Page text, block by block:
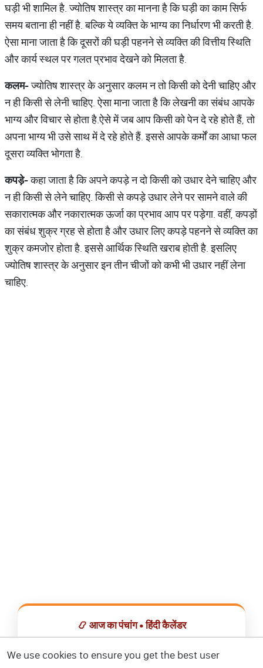
घड़ी भी शामिल है. ज्योतिष शास्त्र का मानना है कि घड़ी का काम सिर्फ
समय बताना ही नहीं है. बल्कि ये व्यक्ति के भाग्य का निर्धारण भी करती है.
ऐसा माना जाता है कि दूसरों की घड़ी पहनने से व्यक्ति की वित्तीय स्थिति
और कार्य स्थल पर गलत प्रभाव देखने को मिलता है.
कलम-ज्योतिष शास्त्र के अनुसार कलम न तो किसी को देनी चाहिए और
न ही किसी से लेनी चाहिए. ऐसा माना जाता है कि लेखनी का संबंध आपके
भाग्य और विचार से होता है.ऐसे में जब आप किसी को पेन दे रहे होते हैं, तो
अपना भाग्य भी उसे साथ में दे रहे होते हैं. इससे आपके कर्मों का आधा फल
दूसरा व्यक्ति भोगता है.
कपड़े-कहा जाता है कि अपने कपड़े न दो किसी को उधार देने चाहिए और
न ही किसी से लेने चाहिए. किसी से कपड़े उधार लेने पर सामने वाले की
सकारात्मक और नकारात्मक ऊर्जा का प्रभाव आप पर पड़ेगा. वहीं, कपड़ों
का संबंध शुक्र ग्रह से होता है और उधार लिए कपड़े पहनने से व्यक्ति का
शुक्र कमजोर होता है. इससे आर्थिक स्थिति खराब होती है. इसलिए
ज्योतिष शास्त्र के अनुसार इन तीन चीजों को कभी भी उधार नहीं लेना
चाहिए.
📿 आज का पंचांग • हिंदी कैलेंडर
We use cookies to ensure you get the best user